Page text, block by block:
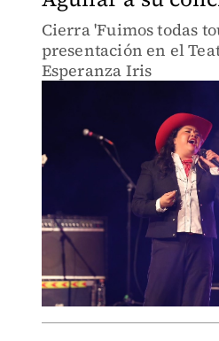
Cierra 'Fuimos todas
presentación en el
Esperanza Iris